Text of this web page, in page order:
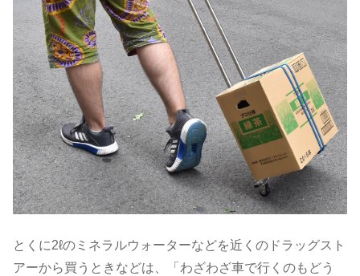
とくに2ℓのミネラルウォーターなどを近くのドラッグスト
アーから買うときなどは、「わざわざ車で行くのもどう